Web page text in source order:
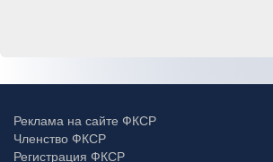
Реклама на сайте ФКСР
Членство ФКСР
Регистрация ФКСР